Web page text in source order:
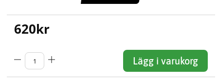
620kr
Lägg i varukorg